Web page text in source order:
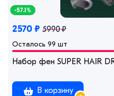
-57.1%
2570 ₽ 5990 ₽
Осталось 99 шт
Набор фен SUPER HAIR
В корзину